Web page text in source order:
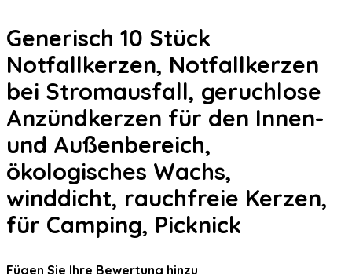
Generisch 10 Stück
Notfallkerzen, Notfallkerzen
bei Stromausfall, geruchlose
Anzündkerzen für den Innen-
und Außenbereich,
ökologisches Wachs,
winddicht, rauchfreie Kerzen,
für Camping, Picknick
Fügen Sie Ihre Bewertung hinzu